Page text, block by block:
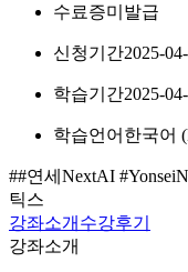
수료증미발급
신청기간2025-
학습기간2025-
학습언어 한국어
##연세NextAI
틱스
강좌소개 수강후기
강좌소개